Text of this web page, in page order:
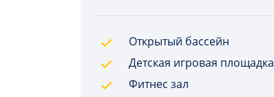
Открытый бассейн
Детская игровая площадка
Фитнес зал